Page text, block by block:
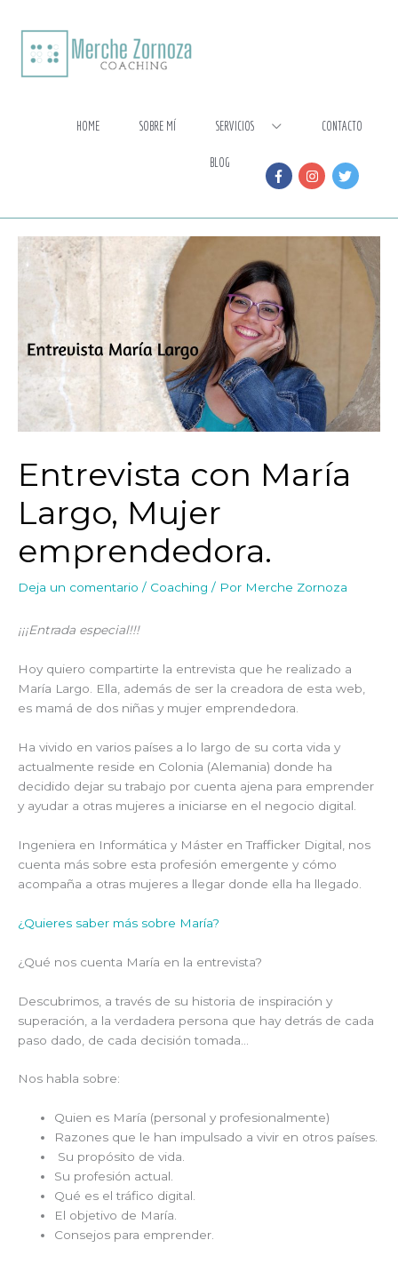
contenido
HOME SOBRE MÍ SERVICIOS CONTACTO
BLOG
Entrevista con María
Largo, Mujer
emprendedora.
Deja un comentario / Coaching / Por Merche Zornoza
¡¡¡Entrada especial!!!
Hoy quiero compartirte la entrevista que he realizado a
María Largo. Ella, además de ser la creadora de esta web,
es mamá de dos niñas y mujer emprendedora.
Ha vivido en varios países a lo largo de su corta vida y
actualmente reside en Colonia (Alemania) donde ha
decidido dejar su trabajo por cuenta ajena para emprender
y ayudar a otras mujeres a iniciarse en el negocio digital.
Ingeniera en Informática y Máster en Trafficker Digital, nos
cuenta más sobre esta profesión emergente y cómo
acompaña a otras mujeres a llegar donde ella ha llegado.
¿Quieres saber más sobre María?
¿Qué nos cuenta María en la entrevista?
Descubrimos, a través de su historia de inspiración y
superación, a la verdadera persona que hay detrás de cada
paso dado, de cada decisión tomada…
Nos habla sobre:
Quien es María (personal y profesionalmente)
Razones que le han impulsado a vivir en otros países.
Su propósito de vida.
Su profesión actual.
Qué es el tráfico digital.
El objetivo de María.
Consejos para emprender.